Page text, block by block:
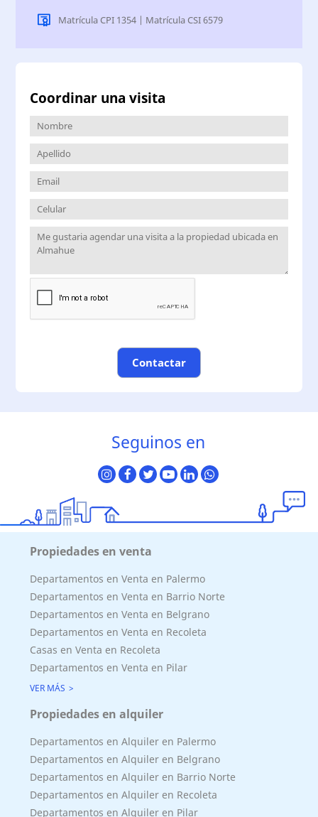
Matrícula CPI 1354 | Matrícula CSI 6579
Coordinar una visita
Contactar
Seguinos en
Propiedades en venta
Departamentos en Venta en Palermo
Departamentos en Venta en Barrio Norte
Departamentos en Venta en Belgrano
Departamentos en Venta en Recoleta
Casas en Venta en Recoleta
Departamentos en Venta en Pilar
VER MÁS
Propiedades en alquiler
Departamentos en Alquiler en Palermo
Departamentos en Alquiler en Belgrano
Departamentos en Alquiler en Barrio Norte
Departamentos en Alquiler en Recoleta
Departamentos en Alquiler en Pilar